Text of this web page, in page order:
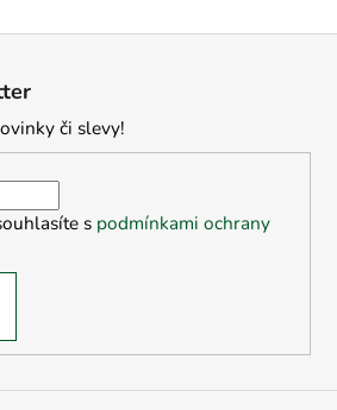
či slevy!
s podmínkami ochrany